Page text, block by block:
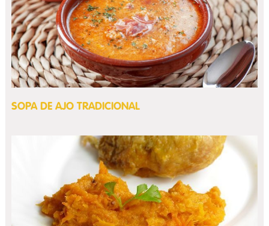
SOPA DE AJO TRADICIONAL